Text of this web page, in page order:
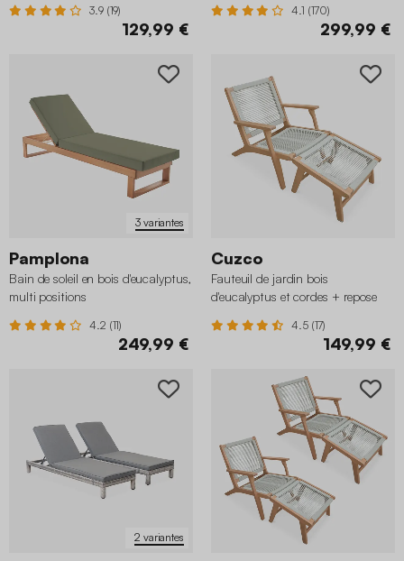
3.9 (19)
129,99 €
4.1 (170)
299,99 €
3 variantes
Pamplona
Bain de soleil en bois d'eucalyptus,
multi positions
4.2 (11)
249,99 €
Cuzco
Fauteuil de jardin bois
d'eucalyptus et cordes + repose
4.5 (17)
149,99 €
2 variantes